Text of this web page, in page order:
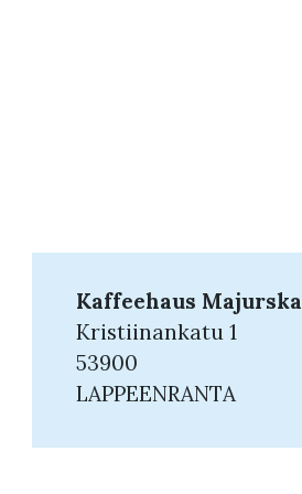
Kaffeehaus Majurska
Kristiinankatu 1
53900
LAPPEENRANTA